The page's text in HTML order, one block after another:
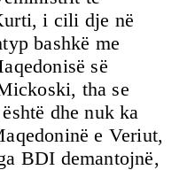
i cili dje në
bashkë me
së
tha se
dhe nuk ka
e Veriut,
BDI demantojnë,